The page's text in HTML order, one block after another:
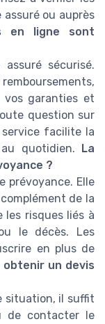
ou auprès
en ligne sont
sécurisé.
vos garanties et
question sur
facilite la
quotidien. La
?
prévoyance. Elle
de la
risques liés à
le décès. Les
en plus de
obtenir un devis
situation, il suffit
de contacter le